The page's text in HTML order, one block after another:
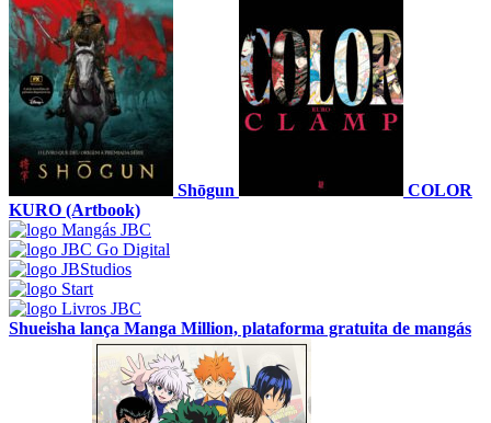
Shōgun
COLOR
KURO (Artbook)
Shueisha lança Manga Million, plataforma gratuita de mangás